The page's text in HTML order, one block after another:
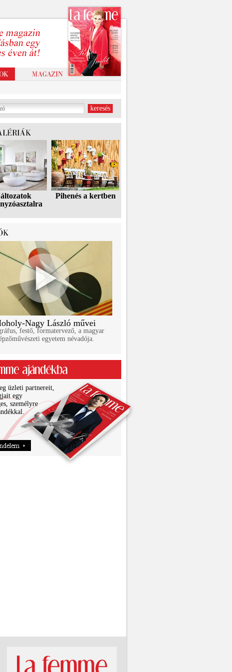
Pihenés a kertben
Nagy László művei
festő, formatervező, a magyar
egyetem névadója.
üzleti partnereit,
egy
személyre